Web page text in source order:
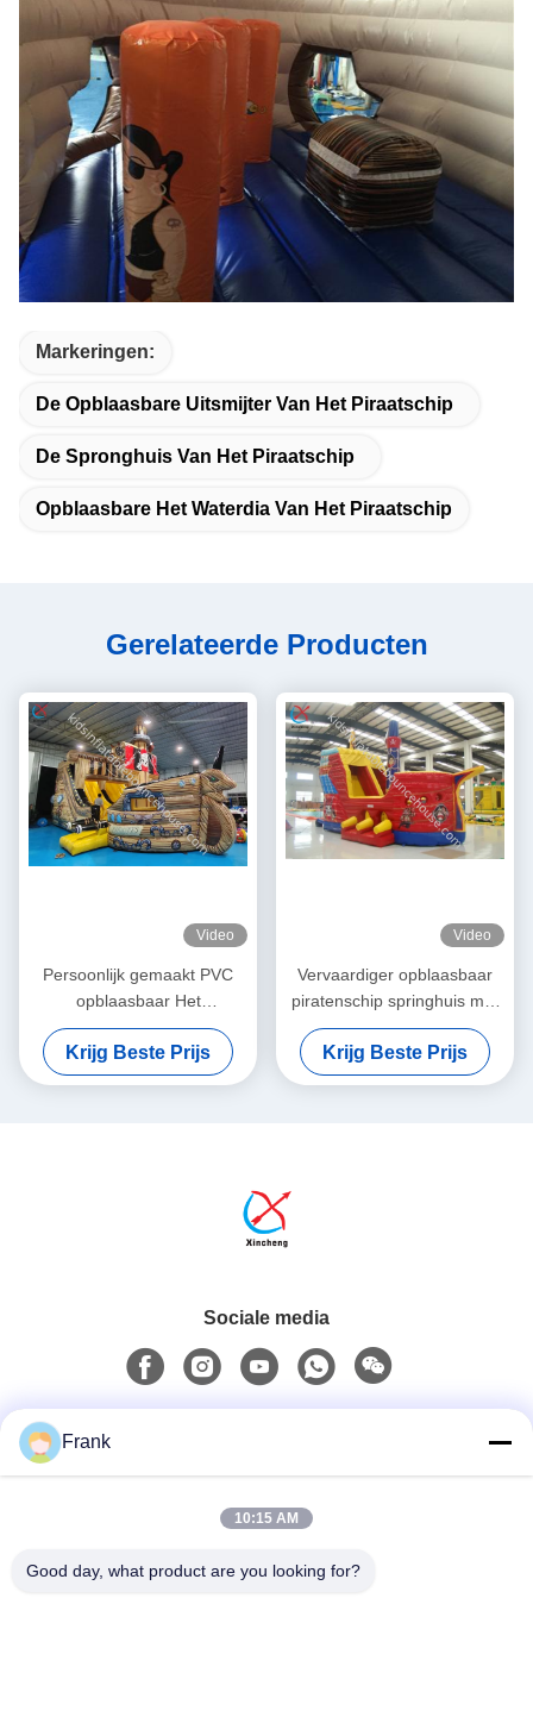
Markeringen:
De Opblaasbare Uitsmijter Van Het Piraatschip
De Spronghuis Van Het Piraatschip
Opblaasbare Het Waterdia Van Het Piraatschip
Gerelateerde Producten
Video
Persoonlijk gemaakt PVC
opblaasbaar Het
Piratenschip Opblaasbare
Hindernisbaan Speelplaats
Krijg Beste Prijs
Video
Vervaardiger opblaasbaar
piratenschip springhuis met
glijbaan opblaasbaar
obstakelpad
Krijg Beste Prijs
Sociale media
0086-13711630819
Frank
10:15 AM
Good day, what product are you looking for?